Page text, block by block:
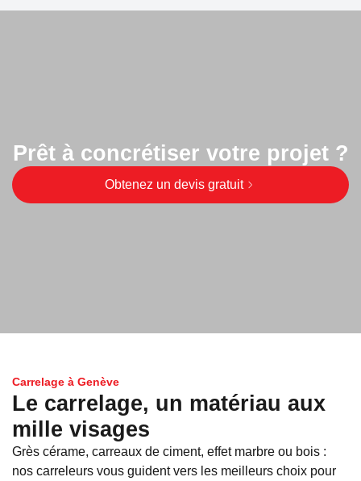
Prêt à concrétiser votre projet ?
Obtenez un devis gratuit
Carrelage à Genève
Le carrelage, un matériau aux
mille visages
Grès cérame, carreaux de ciment, effet marbre ou bois :
nos carreleurs vous guident vers les meilleurs choix pour